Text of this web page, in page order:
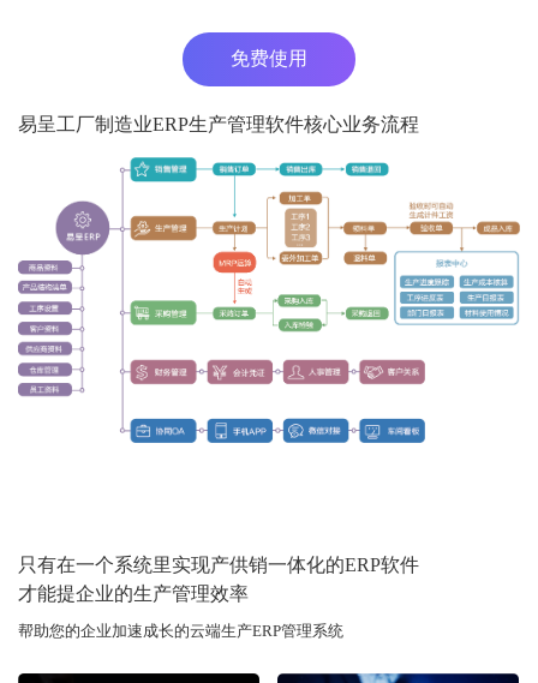
免费使用
易呈工厂制造业ERP生产管理软件核心业务流程
只有在一个系统里实现产供销一体化的ERP软件
才能提企业的生产管理效率
帮助您的企业加速成长的云端生产ERP管理系统